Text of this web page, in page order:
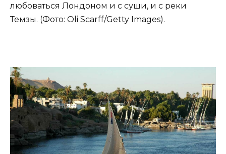
любоваться Лондоном и с суши, и с реки
Темзы. (Фото: Oli Scarff/Getty Images).